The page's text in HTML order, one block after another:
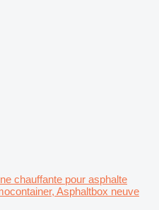
chauffante pour asphalte
Asphaltbox neuve